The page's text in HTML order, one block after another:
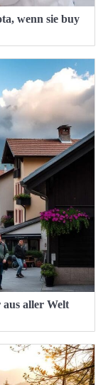
wenn sie buy
aller Welt